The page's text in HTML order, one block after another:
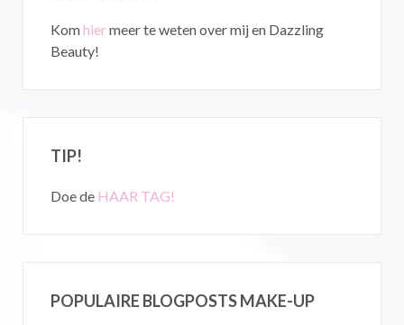
Komhiermeer te weten over mij en Dazzling
Beauty!
TIP!
Doe de HAAR TAG!
POPULAIRE BLOGPOSTS MAKE-UP